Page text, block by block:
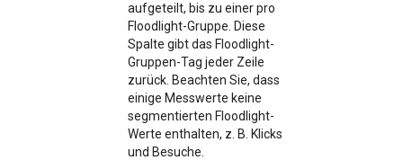
aufgeteilt, bis zu einer pro
Floodlight-Gruppe. Diese
Spalte gibt das Floodlight-
Gruppen-Tag jeder Zeile
zurück. Beachten Sie, dass
einige Messwerte keine
segmentierten Floodlight-
Werte enthalten, z. B. Klicks
und Besuche.